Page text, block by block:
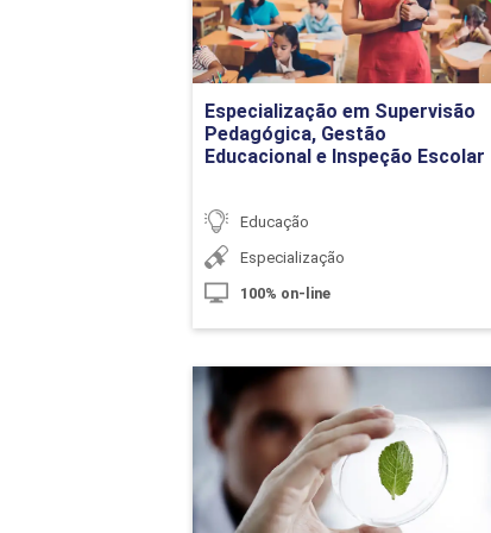
O Trabalho
Alunos com
Auditiva,
Deficiência
Deficiência
Especialização em Supervisão
Pedagógica, Gestão
Educacional e Inspeção Escolar
Educação
Especialização
100% on-line
Detalhes do curso
Ir para Inscrição
Ciências Biológicas
Detalhes do curso